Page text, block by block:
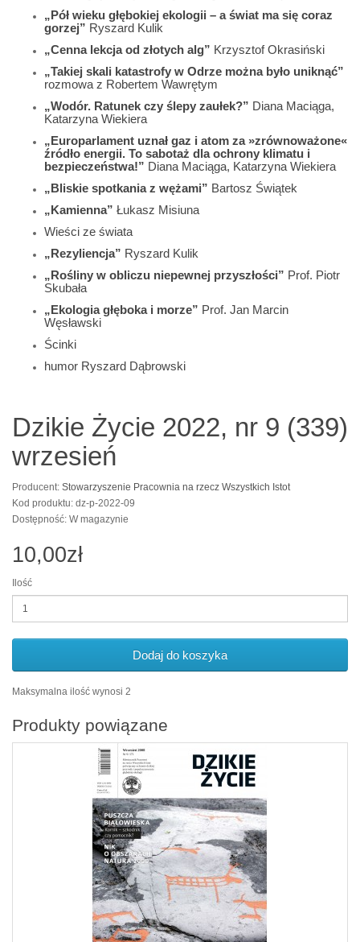
„Pół wieku głębokiej ekologii – a świat ma się coraz
gorzej” Ryszard Kulik
„Cenna lekcja od złotych alg” Krzysztof Okrasiński
„Takiej skali katastrofy w Odrze można było uniknąć”
rozmowa z Robertem Wawrętym
„Wodór. Ratunek czy ślepy zaułek?” Diana Maciąga,
Katarzyna Wiekiera
„Europarlament uznał gaz i atom za »zrównoważone«
źródło energii. To sabotaż dla ochrony klimatu i
bezpieczeństwa!” Diana Maciąga, Katarzyna Wiekiera
„Bliskie spotkania z wężami” Bartosz Świątek
„Kamienna” Łukasz Misiuna
Wieści ze świata
„Rezyliencja” Ryszard Kulik
„Rośliny w obliczu niepewnej przyszłości” Prof. Piotr
Skubała
„Ekologia głęboka i morze” Prof. Jan Marcin
Węsławski
Ścinki
humor Ryszard Dąbrowski
Dzikie Życie 2022, nr 9 (339)
wrzesień
Producent: Stowarzyszenie Pracownia na rzecz Wszystkich Istot
Kod produktu: dz-p-2022-09
Dostępność: W magazynie
10,00zł
Ilość
Dodaj do koszyka
Maksymalna ilość wynosi 2
Produkty powiązane